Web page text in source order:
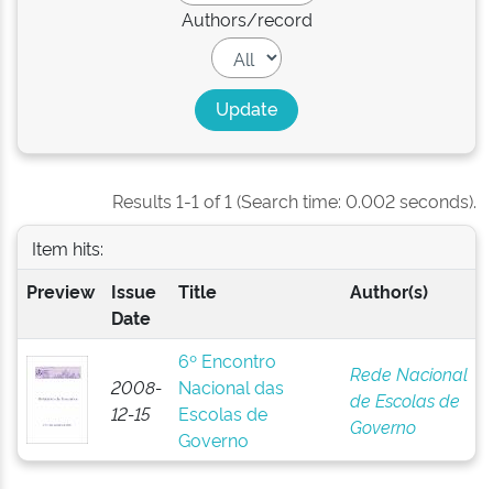
Authors/record
Results 1-1 of 1 (Search time: 0.002 seconds).
Item hits:
Preview
Issue
Date
Title Author(s)
2008-
12-15
6º Encontro
Nacional das
Escolas de
Governo
Rede Nacional
de Escolas de
Governo